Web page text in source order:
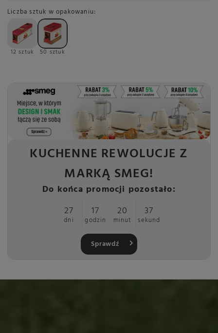
Liczba sztuk w opakowaniu
12 sztuk 50 sztuk
KUCHENNE REWOLUCJE Z
MARKĄ SMEG!
Do końca promocji pozostało:
27
dni
17
godzin
20
minut
37
sekund
Sprawdź